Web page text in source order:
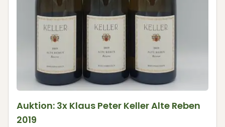
Auktion: 3x Klaus Peter Keller Alte Reben
2019